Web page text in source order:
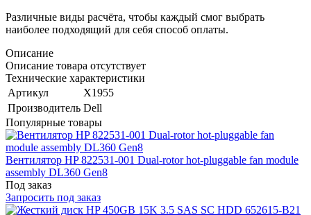
Различные виды расчёта, чтобы каждый смог выбрать
наиболее подходящий для себя способ оплаты.
Описание
Описание товара отсутствует
Технические характеристики
Артикул
X1955
Производитель Dell
Популярные товары
Вентилятор HP 822531-001 Dual-rotor hot-pluggable fan module
assembly DL360 Gen8
Под заказ
Запросить под заказ